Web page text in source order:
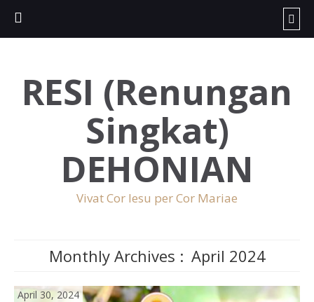
RESI (Renungan
Singkat)
DEHONIAN
Vivat Cor Iesu per Cor Mariae
Monthly Archives : April 2024
April 30, 2024